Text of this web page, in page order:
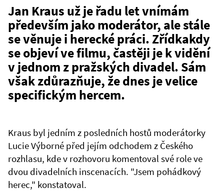
WhatsAppu
Jan Kraus už je řadu let vnímám
především jako moderátor, ale stále
se věnuje i herecké práci. Zřídkakdy
se objeví ve filmu, častěji je k vidění
v jednom z pražských divadel. Sám
však zdůrazňuje, že dnes je velice
specifickým hercem.
Kraus byl jedním z posledních hostů moderátorky
Lucie Výborné před jejím odchodem z Českého
rozhlasu, kde v rozhovoru komentoval své role ve
dvou divadelních inscenacích. "Jsem pohádkový
herec," konstatoval.